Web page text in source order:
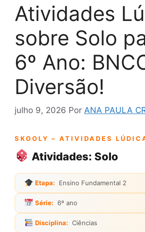
Atividades
sobre Solo
6º Ano:
Diversão!
julho 9, 2026 Por ANA PAULA
SKOOLY – ATIVIDADES
Atividades: Solo
Etapa: Ensino Fundamental 2
Série: 6º ano
Disciplina: Ciências